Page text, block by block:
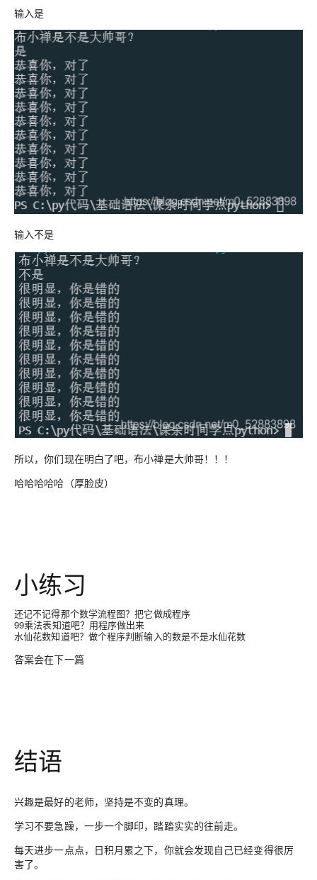
输入是
输入不是
所以，你们现在明白了吧，布小禅是大帅哥！！！
哈哈哈哈哈（厚脸皮）
小练习
还记不记得那个数学流程图？把它做成程序
99乘法表知道吧？用程序做出来
水仙花数知道吧？做个程序判断输入的数是不是水仙花数
答案会在下一篇
结语
兴趣是最好的老师，坚持是不变的真理。
学习不要急躁，一步一个脚印，踏踏实实的往前走。
每天进步一点点，日积月累之下，你就会发现自己已经变得很厉
害了。